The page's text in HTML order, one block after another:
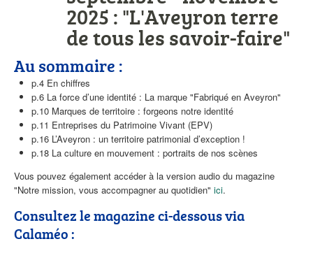
2025 : "L'Aveyron terre
de tous les savoir-faire"
Au sommaire :
p.4 En chiffres
p.6 La force d’une identité : La marque "Fabriqué en Aveyron"
p.10 Marques de territoire : forgeons notre identité
p.11 Entreprises du Patrimoine Vivant (EPV)
p.16 L’Aveyron : un territoire patrimonial d’exception !
p.18 La culture en mouvement : portraits de nos scènes
Vous pouvez également accéder à la version audio du magazine
"Notre mission, vous accompagner au quotidien" ici.
Consultez le magazine ci-dessous via
Calaméo :